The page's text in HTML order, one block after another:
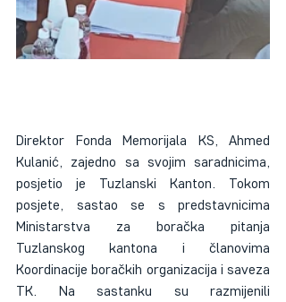
Direktor Fonda Memorijala KS, Ahmed
Kulanić, zajedno sa svojim saradnicima,
posjetio je Tuzlanski Kanton. Tokom
posjete, sastao se s predstavnicima
Ministarstva za boračka pitanja
Tuzlanskog kantona i članovima
Koordinacije boračkih organizacija i saveza
TK. Na sastanku su razmijenili